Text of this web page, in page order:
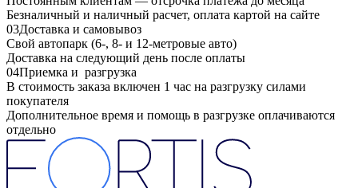
Безналичный и наличный расчет, оплата картой на сайте
03Доставка и самовывоз
Свой автопарк (6-, 8- и 12-метровые авто)
Доставка на следующий день после оплаты
04Приемка и разгрузка
В стоимость заказа включен 1 час на разгрузку силами
покупателя
Дополнительное время и помощь в разгрузке оплачиваются
отдельно